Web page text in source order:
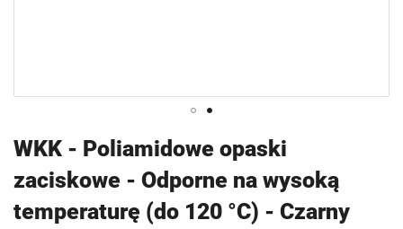
WKK - Poliamidowe opaski
zaciskowe - Odporne na wysoką
temperaturę (do 120 °C) - Czarny
na
początek
galerii